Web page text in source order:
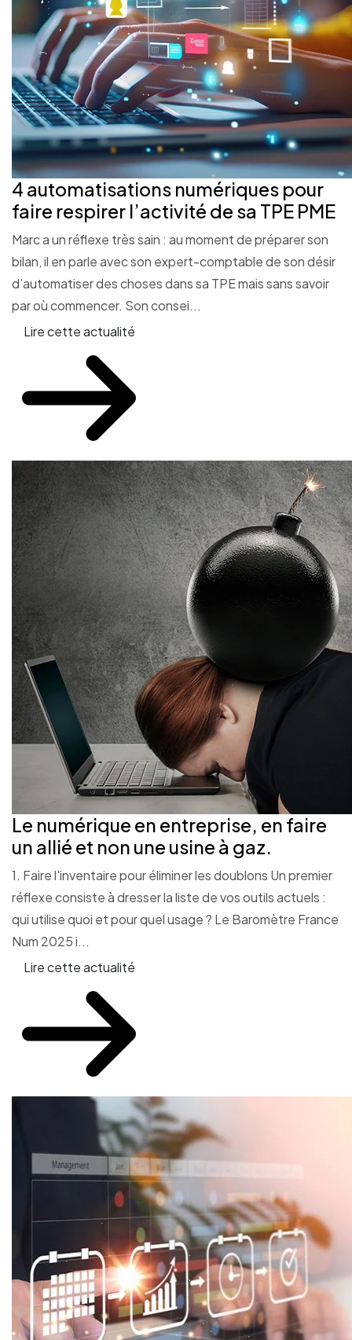
4 automatisations numériques pour
faire respirer l’activité de sa TPE PME
Marc a un réflexe très sain : au moment de préparer son
bilan, il en parle avec son expert-comptable de son désir
d’automatiser des choses dans sa TPE mais sans savoir
par où commencer. Son consei...
Lire cette actualité
Le numérique en entreprise, en faire
un allié et non une usine à gaz.
1. Faire l'inventaire pour éliminer les doublons Un premier
réflexe consiste à dresser la liste de vos outils actuels :
qui utilise quoi et pour quel usage ? Le Baromètre France
Num 2025 i...
Lire cette actualité